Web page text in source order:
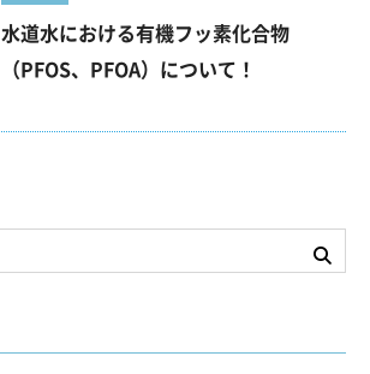
水道水における有機フッ素化合物
（PFOS、PFOA）について！